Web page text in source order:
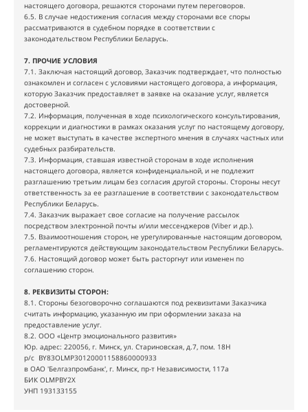
настоящего договора, решаются сторонами путем переговоров.
6.5. В случае недостижения согласия между сторонами все споры
рассматриваются в судебном порядке в соответствии с
законодательством Республики Беларусь.
7. ПРОЧИЕ УСЛОВИЯ
7.1. Заключая настоящий договор, Заказчик подтверждает, что полностью
ознакомлен и согласен с условиями настоящего договора, а информация,
которую Заказчик предоставляет в заявке на оказание услуг, является
достоверной.
7.2. Информация, полученная в ходе психологического консультирования,
коррекции и диагностики в рамках оказания услуг по настоящему договору,
не может выступать в качестве экспертного мнения в случаях частных или
судебных разбирательств.
7.3. Информация, ставшая известной сторонам в ходе исполнения
настоящего договора, является конфиденциальной, и не подлежит
разглашению третьим лицам без согласия другой стороны. Стороны несут
ответственность за ее разглашение в соответствии с законодательством
Республики Беларусь.
7.4. Заказчик выражает свое согласие на получение рассылок
посредством электронной почты и/или мессенджеров (Viber и др.).
7.5. Взаимоотношения сторон, не урегулированные настоящим договором,
регламентируются действующим законодательством Республики Беларусь.
7.6. Настоящий договор может быть расторгнут или изменен по
соглашению сторон.
8. РЕКВИЗИТЫ СТОРОН:
8.1. Стороны безоговорочно соглашаются под реквизитами Заказчика
считать информацию, указанную им при оформлении заказа на
предоставление услуг.
8.2. ООО «Центр эмоционального развития»
Юр. адрес: 220056, г. Минск, ул. Стариновская, д.7, пом. 18Н
р/с BY83OLMP30120001158860000933
в ОАО 'Белгазпромбанк', г. Минск, пр-т Независимости, 117а
БИК OLMPBY2X
УНП 193133155